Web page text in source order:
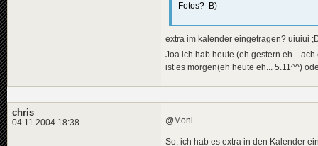
Fotos? B)
extra im kalender eingetragen? uiuiui
Joa ich hab heute (eh gestern eh...
ist es morgen(eh heute eh... 5.11^^)
chris
04.11.2004 18:38 @Moni
So, ich hab es extra in den Kalender